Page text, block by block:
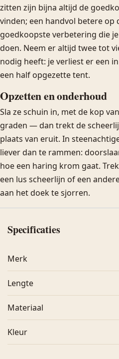
zitten zijn bijna altijd de
vinden; een handvol betere op
goedkoopste verbetering die
doen. Neem er altijd twee tot
nodig heeft: je verliest er een
een half opgezette tent.
Opzetten en onderhoud
Sla ze schuin in, met de kop
graden — dan trekt de
plaats van eruit. In
liever dan te rammen:
hoe een haring krom gaat.
een lus scheerlijn of een
aan het doek te sjorren.
Specificaties
Merk
Lengte
Materiaal
Kleur